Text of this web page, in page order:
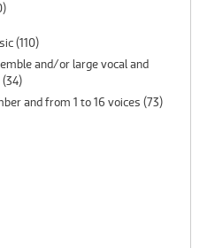
(110)
and/or large vocal and
(34)
and from 1 to 16 voices (73)